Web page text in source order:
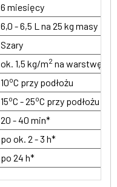
6 miesięcy
6,0 - 6,5 L na 25 kg masy
Szary
ok. 1,5 kg/m2 na warstwę
10oC przy podłożu
15oC - 25oC przy podłożu
20 - 40 min*
po ok. 2 - 3 h*
po 24 h*